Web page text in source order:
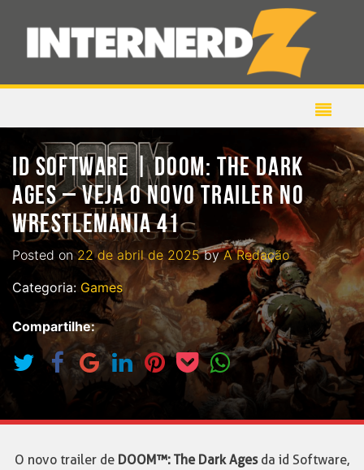
ID SOFTWARE | DOOM: THE DARK
AGES – VEJA O NOVO TRAILER NO
WRESTLEMANIA 41
Posted on22 de abril de 2025byA Redação
Categoria: Games
Compartilhe:
O novo trailer de DOOM™: The Dark Agesda id Software,